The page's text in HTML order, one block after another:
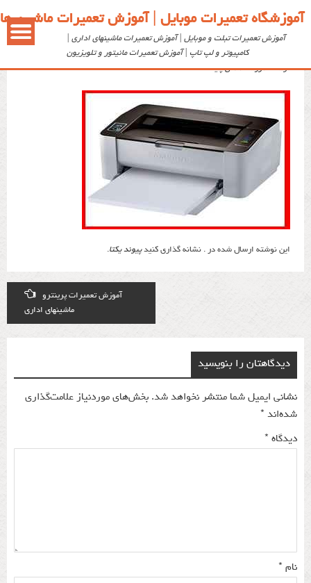
آموزشگاه تعمیرات موبایل | آموزش تعمیرات ماشین
آموزش تعمیرات تبلت و موبایل | آموزش تعمیرات ماشینهای اداری |
کامپیوتر و لپ تاپ | آموزش تعمیرات مانیتور و تلویزیون
آموزش تعمیرات پرینتر
توسط: ‪آموزشگاه ملی پایتخت
این نوشته ارسال شده در . نشانه گذاری کنیدپیوند یکتا.
آموزش تعمیرات پرینترو
ماشینهای اداری
دیدگاهتان را بنویسید
نشانی ایمیل شما منتشر نخواهد شد. بخش‌های موردنیاز علامت‌گذاری
شده‌اند *
دیدگاه *
نام *